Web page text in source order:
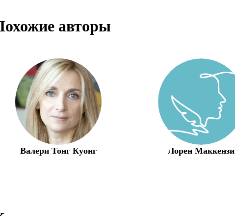
авторы
Валери Тонг Куонг Лорен Маккензи